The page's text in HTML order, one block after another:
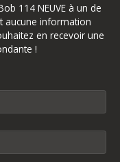
114 NEUVE à un de
aucune information
en recevoir une
!